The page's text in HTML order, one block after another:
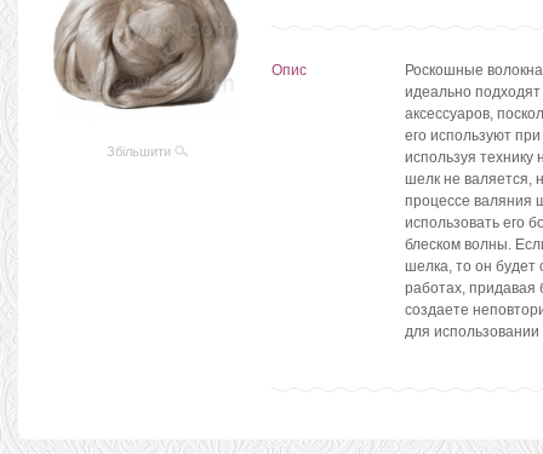
Збільшити
Опис
Роскошные
идеально
аксессуаров,
его используют
используя
шелк не валяется,
процессе валяния
использовать его
блеском волны.
шелка, то он будет
работах, придавая
создаете
для